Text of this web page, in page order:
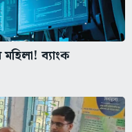
ব্যাংক